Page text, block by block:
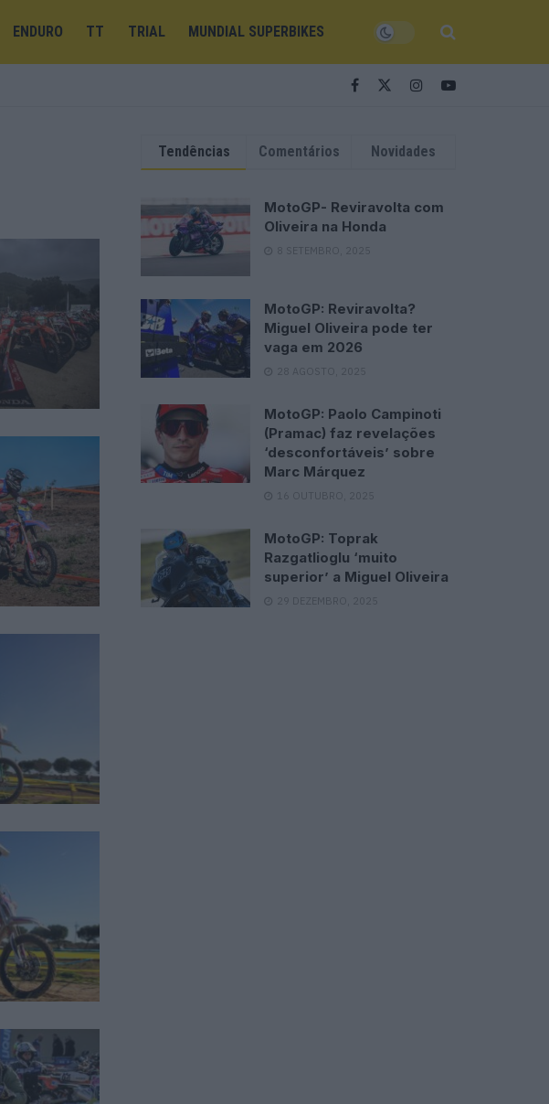
ENDURO TT TRIAL MUNDIAL SUPERBIKES
Tendências Comentários Novidades
MotoGP- Reviravolta com
Oliveira na Honda
8 SETEMBRO, 2025
MotoGP: Reviravolta?
Miguel Oliveira pode ter
vaga em 2026
28 AGOSTO, 2025
MotoGP: Paolo Campinoti
(Pramac) faz revelações
‘desconfortáveis’ sobre
Marc Márquez
16 OUTUBRO, 2025
MotoGP: Toprak
Razgatlioglu ‘muito
superior’ a Miguel Oliveira